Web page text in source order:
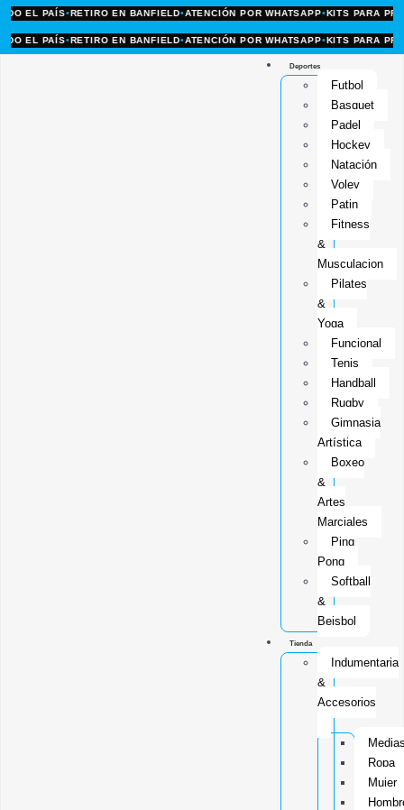
EL PAÍS•RETIRO EN BANFIELD•ATENCIÓN POR WHATSAPP•KITS PARA
EL PAÍS•RETIRO EN BANFIELD•ATENCIÓN POR WHATSAPP•KITS PARA
Deportes
Futbol
Basquet
Padel
Hockey
Natación
Voley
Patin
Fitness
&
Musculacion
Pilates
&
Yoga
Funcional
Tenis
Handball
Rugby
Gimnasia
Artística
Boxeo
&
Artes
Marciales
Ping
Pong
Softball
&
Beisbol
Tienda
Indumentaria
&
Accesorios
Ropa
Mujer